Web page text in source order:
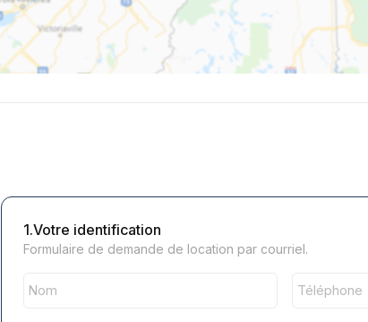
Formulaire de demande de location par courriel.
1.Votre identification